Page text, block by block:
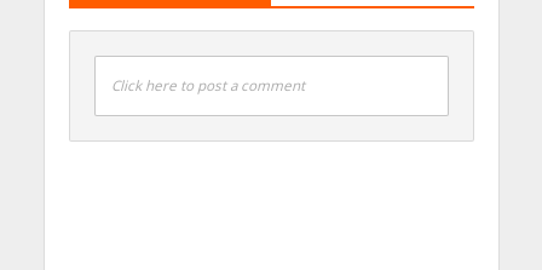
Click here to post a comment